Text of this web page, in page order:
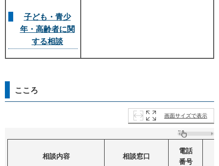
子ども・青少
年・高齢者に関
する相談
こころ
画面サイズで表示
相談内容 相談窓口
電話
番号